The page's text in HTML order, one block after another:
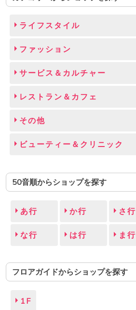
ライフスタイル
ファッション
サービス＆カルチャー
レストラン＆カフェ
その他
ビューティー＆クリニック
50音順からショップを探す
あ行 か行 さ行
な行 は行 ま行
フロアガイドからショップを探す
1F